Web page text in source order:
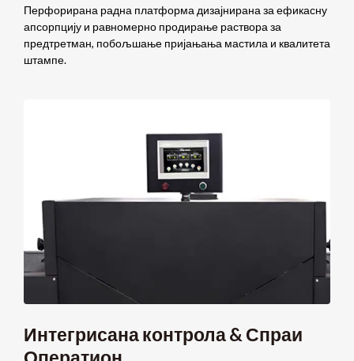
Перфорирана радна платформа дизајнирана за ефикасну
апсорпцију и равномерно продирање раствора за
предтретман, побољшање пријањања мастила и квалитета
штампе.
Интегрисана контрола & Спраи